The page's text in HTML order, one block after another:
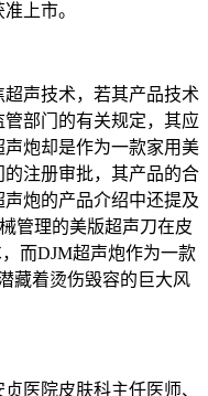
上市。
声技术，若其产品技术
部门的有关规定，其应
炮却是作为一款家用美
注册审批，其产品的合
炮的产品介绍中还提及
管理的美版超声刀在皮
而DJM超声炮作为一款
藏着烫伤毁容的巨大风
院皮肤科主任医师、